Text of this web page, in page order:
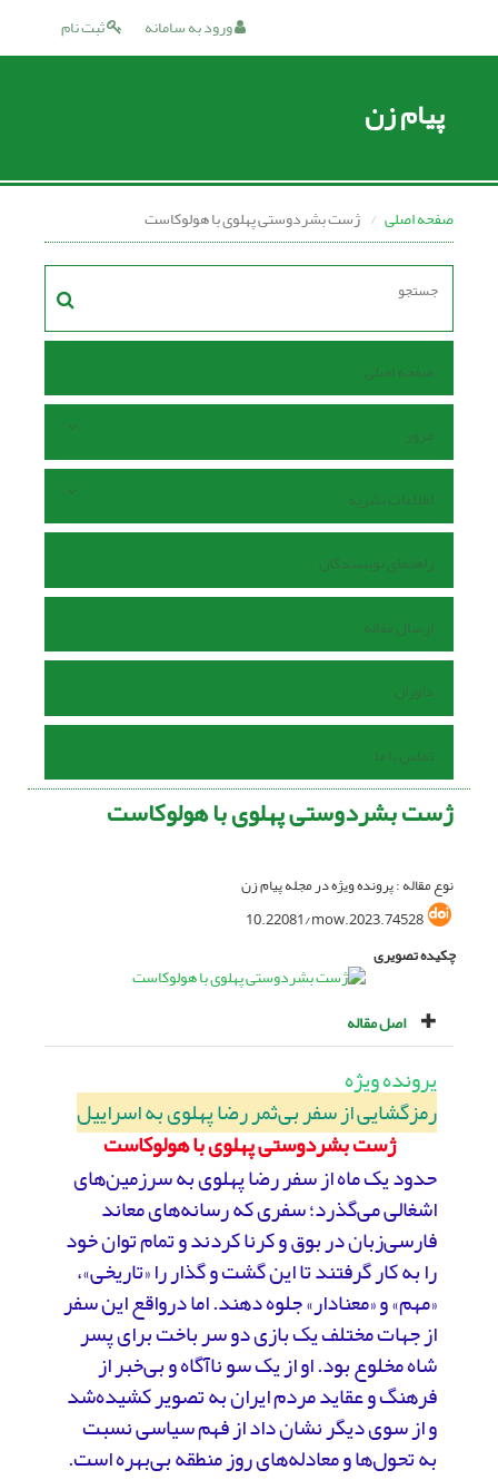
ثبت نام ورود به سامانه
پیام زن
صفحه اصلی ژست بشردوستی پهلوی با هولوکاست
صفحه اصلی
مرور
اطلاعات نشریه
راهنمای نویسندگان
ارسال مقاله
داوران
تماس با ما
ژست بشردوستی پهلوی با هولوکاست
نوع مقاله : پرونده ویژه در مجله پیام زن
10.22081/mow.2023.74528
چکیده تصویری
اصل مقاله
پرونده ویژه
رمزگشایی از سفر بی‌ثمر رضا پهلوی به اسراییل
ژست بشردوستی پهلوی با هولوکاست
حدود یک ماه از سفر رضا پهلوی به سرزمین‌های
اشغالی می‌گذرد؛ سفری که رسانه‌های معاند
فارسی‌زبان در بوق و کرنا کردند و تمام توان خود
را به کار گرفتند تا این گشت و گذار را «تاریخی»،
«مهم» و «معنادار» جلوه دهند. اما درواقع این سفر
از جهات مختلف یک بازی دو سر باخت برای پسر
شاه مخلوع بود. او از یک سو ناآگاه و بی‌خبر از
فرهنگ و عقاید مردم ایران به تصویر ‌کشیده‌شد
و از سوی دیگر نشان داد از فهم سیاسی نسبت
به تحول‌ها و معادله‌های روز منطقه بی‌بهره ‌است.